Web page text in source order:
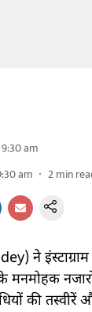
am
am 2min
ने
की तस्वीरें